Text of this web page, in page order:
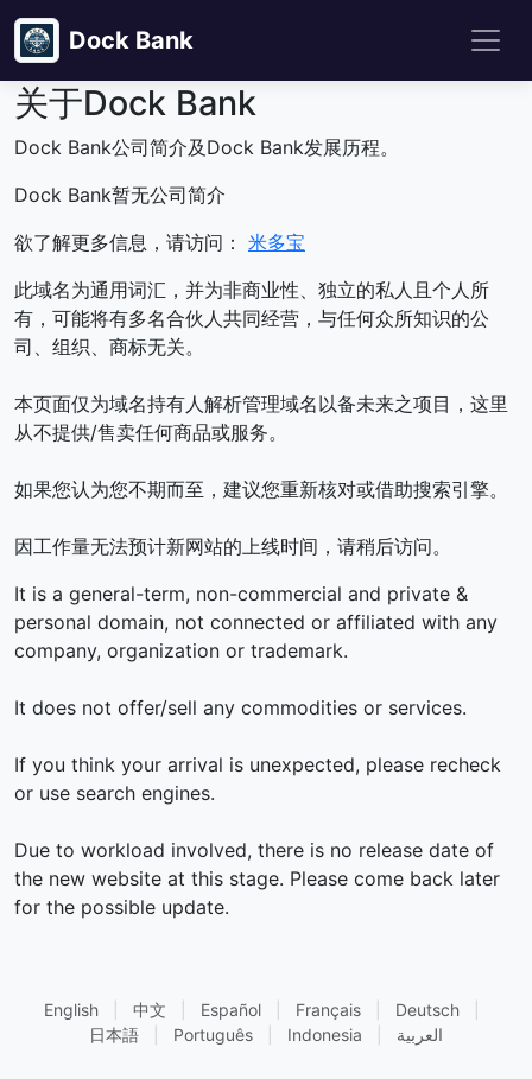
Dock Bank
关于Dock Bank
Dock Bank公司简介及Dock Bank发展历程。
Dock Bank暂无公司简介
欲了解更多信息，请访问： 米多宝
此域名为通用词汇，并为非商业性、独立的私人且个人所
有，可能将有多名合伙人共同经营，与任何众所知识的公
司、组织、商标无关。
本页面仅为域名持有人解析管理域名以备未来之项目，这里
从不提供/售卖任何商品或服务。
如果您认为您不期而至，建议您重新核对或借助搜索引擎。
因工作量无法预计新网站的上线时间，请稍后访问。
It is a general-term, non-commercial and private &
personal domain, not connected or affiliated with any
company, organization or trademark.
It does not offer/sell any commodities or services.
If you think your arrival is unexpected, please recheck
or use search engines.
Due to workload involved, there is no release date of
the new website at this stage. Please come back later
for the possible update.
English 中文 Español Français Deutsch
日本語
Português Indonesia العربية